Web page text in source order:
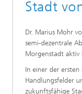
Stadt
Dr. Marius Mohr
semi-dezentrale
Morgenstadt aktiv
In einer der
Handlungsfelder
zukunftsfähige